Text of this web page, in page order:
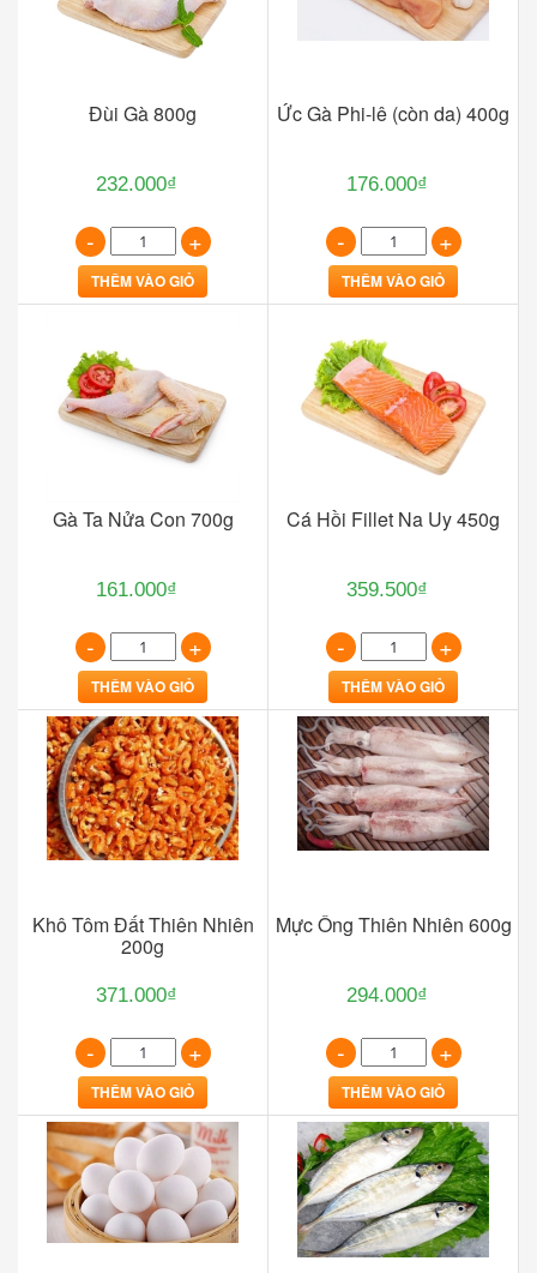
Đùi Gà 800g
232.000₫
- +
THÊM VÀO GIỎ
Ức Gà Phi-lê (còn da) 400g
176.000₫
- +
THÊM VÀO GIỎ
Gà Ta Nửa Con 700g
161.000₫
- +
THÊM VÀO GIỎ
Cá Hồi Fillet Na Uy 450g
359.500₫
- +
THÊM VÀO GIỎ
Khô Tôm Đất Thiên Nhiên
200g
371.000₫
- +
THÊM VÀO GIỎ
Mực Ống Thiên Nhiên 600g
294.000₫
- +
THÊM VÀO GIỎ